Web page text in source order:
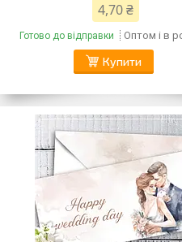
4,70 ₴
Готово до відправки Оптом і в
Купити